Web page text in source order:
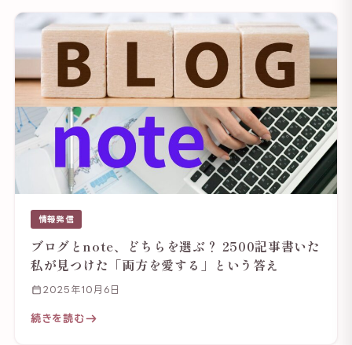
情報発信
ブログとnote、どちらを選ぶ？ 2500記事書いた
私が見つけた「両方を愛する」という答え
2025年10月6日
続きを読む